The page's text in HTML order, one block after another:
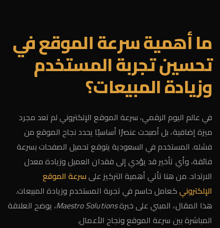
ما أهمية سرعة الموقع في
تحسين تجربة المستخدم
وزيادة المبيعات؟
في عالم اليوم الرقمي، سرعة الموقع الإلكتروني لم تعد مجرد
ميزة إضافية، بل أصبحت عنصرًا أساسيًا يحدد نجاح الموقع من
فشله. المستخدم في السعودية يتوقع تحميل الصفحات بسرعة
فائقة، وأي تأخير قد يؤدي إلى فقدان العميل وزيادة معدل
الارتداد. من هنا تأتي أهمية التركيز علىسرعة الموقع
الإلكترونيكعامل حاسم في تجربة المستخدم وزيادة المبيعات.
هذا المقال، المبني على خبرةMaestro Solutions، يوضح العلاقة
المباشرة بين سرعة الموقع ونجاح الأعمال.